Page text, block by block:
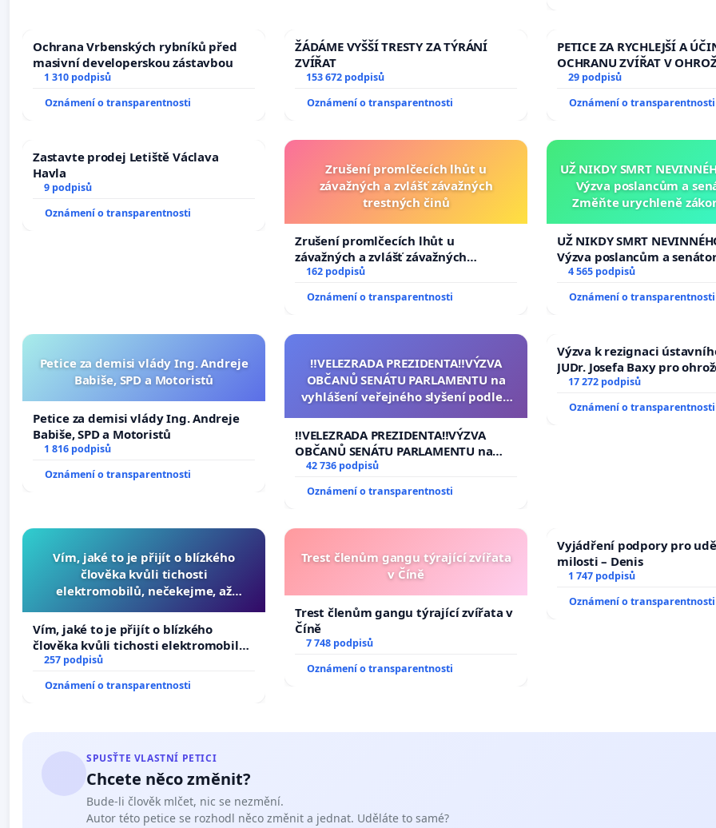
Ochrana Vrbenských rybníků před
masivní developerskou zástavbou
1 310 podpisů
Oznámení o transparentnosti
ŽÁDÁME VYŠŠÍ TRESTY ZA TÝRÁNÍ
ZVÍŘAT
153 672 podpisů
Oznámení o transparentnosti
PETICE ZA RYCHLEJŠÍ A
OCHRANU ZVÍŘAT V
29 podpisů
Oznámení o transparentnosti
Zastavte prodej Letiště Václava
Havla
9 podpisů
Oznámení o transparentnosti
Zrušení promlčecích lhůt u
závažných a zvlášť závažných
trestných činů
Zrušení promlčecích lhůt u
závažných a zvlášť závažných
trestných činů
162 podpisů
Oznámení o transparentnosti
UŽ NIKDY SMRT
Výzva poslancům a
Změňte urychleně
opakovat!
UŽ NIKDY SMRT
Výzva poslancům a
Změňte urychleně zákon,
opakovat!
4 565 podpisů
Oznámení o transparentnosti
Petice za demisi vlády Ing. Andreje
Babiše, SPD a Motoristů
Petice za demisi vlády Ing. Andreje
Babiše, SPD a Motoristů
1 816 podpisů
Oznámení o transparentnosti
‼️VELEZRADA PREZIDENTA‼️VÝZVA
OBČANŮ SENÁTU PARLAMENTU na
vyhlášení veřejného slyšení podle §
na přijetí usnesení k podání ústavní
žaloby na prezidenta republiky
‼️VELEZRADA PREZIDENTA‼️VÝZVA
OBČANŮ SENÁTU PARLAMENTU na
vyhlášení veřejného slyšení podle §
na přijetí usnesení k podání ústavní
42 736 podpisů
Oznámení o transparentnosti
Výzva k rezignaci
JUDr. Josefa Baxy pro
ve spravedlivý proces
17 272 podpisů
Oznámení o transparentnosti
Vím, jaké to je přijít o blízkého
člověka kvůli tichosti
elektromobilů, nečekejme, až
auta!
Vím, jaké to je přijít o blízkého
člověka kvůli tichosti elektromobilů,
nečekejme, až přibydou další,
257 podpisů
Oznámení o transparentnosti
Trest členům gangu týrající zvířata
v Číně
Trest členům gangu týrající zvířata v
Číně
7 748 podpisů
Oznámení o transparentnosti
Vyjádření podpory pro
milosti – Denis
1 747 podpisů
Oznámení o transparentnosti
SPUSŤTE VLASTNÍ PETICI
Chcete něco změnit?
Bude-li člověk mlčet, nic se nezmění.
Autor této petice se rozhodl něco změnit a jednat. Uděláte to samé?